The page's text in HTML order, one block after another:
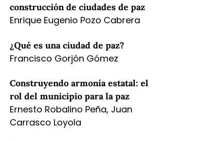
construcción de ciudades de paz
Enrique Eugenio Pozo Cabrera
¿Qué es una ciudad de paz?
Francisco Gorjón Gómez
Construyendo armonía estatal: el
rol del municipio para la paz
Ernesto Robalino Peña, Juan
Carrasco Loyola